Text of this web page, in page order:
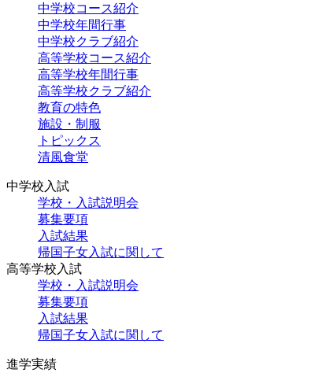
中学校コース紹介
中学校年間行事
中学校クラブ紹介
高等学校コース紹介
高等学校年間行事
高等学校クラブ紹介
教育の特色
施設・制服
トピックス
清風食堂
中学校入試
学校・入試説明会
募集要項
入試結果
帰国子女入試に関して
高等学校入試
学校・入試説明会
募集要項
入試結果
帰国子女入試に関して
進学実績